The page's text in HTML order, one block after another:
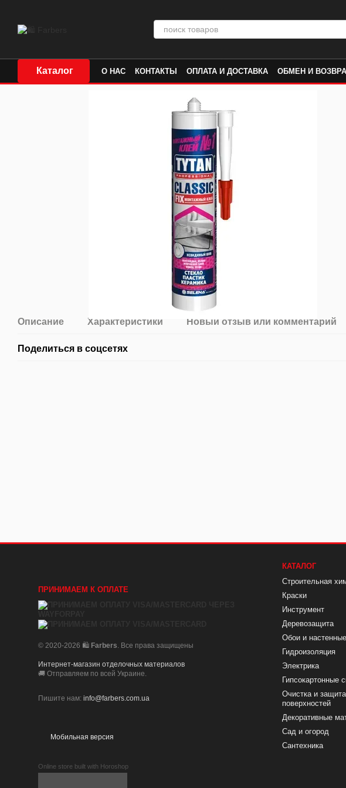
Каталог О НАС КОНТАКТЫ ОПЛАТА И ДОСТАВКА ОБМЕН И
Описание Характеристики Новый отзыв или комментарий
Поделиться в соцсетях
ПРИНИМАЕМ К ОПЛАТЕ
© 2020-2026 🛍️ Farbers . Все права защищены
Интернет-магазин отделочных материалов
🚚 Отправляем по всей Украине.
Пишите нам: info@farbers.com.ua
Мобильная версия
Online store built with Horoshop
КАТАЛОГ
Строительная
Краски
Инструмент
Деревозащита
Обои и
Гидроизоляция
Электрика
Гипсокартонные
Очистка и защита
поверхностей
Декоративные
Сад и огород
Сантехника